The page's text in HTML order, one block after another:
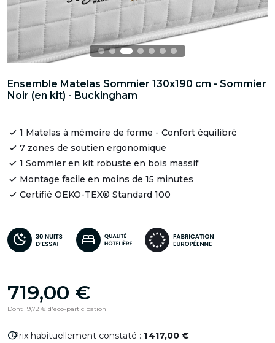
Ensemble Matelas Sommier 130x190 cm - Sommier
Noir (en kit) - Buckingham
1 Matelas à mémoire de forme - Confort équilibré
7 zones de soutien ergonomique
1 Sommier en kit robuste en bois massif
Montage facile en moins de 15 minutes
Certifié OEKO-TEX® Standard 100
719,00 €
Dont 19,72 € d'éco-participation
infoPrix habituellement constaté : 1 417,00 €